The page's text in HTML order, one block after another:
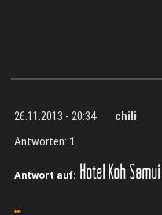
26.11.2013 - 20:34 chili
Antworten: 1
Antwort auf: Hotel Koh Samui
....